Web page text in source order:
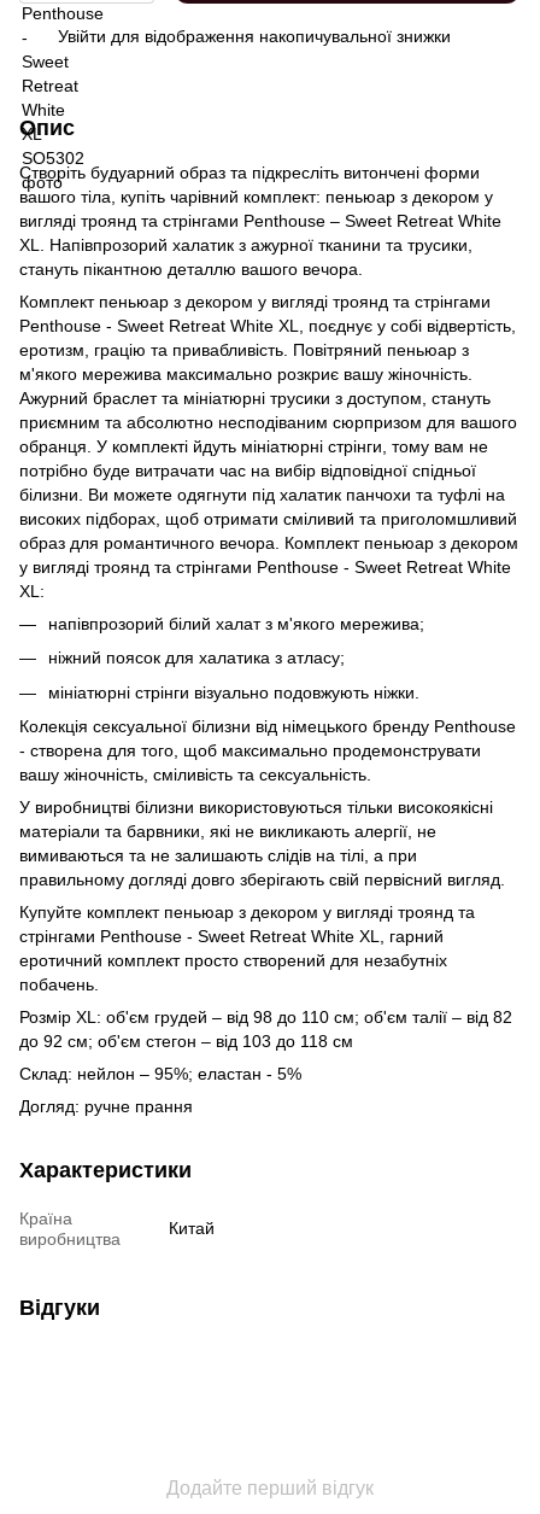
Увійти для відображення накопичувальної знижки
Опис
Створіть будуарний образ та підкресліть витончені форми
вашого тіла, купіть чарівний комплект: пеньюар з декором у
вигляді троянд та стрінгами Penthouse – Sweet Retreat White
XL. Напівпрозорий халатик з ажурної тканини та трусики,
стануть пікантною деталлю вашого вечора.
Комплект пеньюар з декором у вигляді троянд та стрінгами
Penthouse - Sweet Retreat White XL, поєднує у собі відвертість,
еротизм, грацію та привабливість. Повітряний пеньюар з
м'якого мережива максимально розкриє вашу жіночність.
Ажурний браслет та мініатюрні трусики з доступом, стануть
приємним та абсолютно несподіваним сюрпризом для вашого
обранця. У комплекті йдуть мініатюрні стрінги, тому вам не
потрібно буде витрачати час на вибір відповідної спідньої
білизни. Ви можете одягнути під халатик панчохи та туфлі на
високих підборах, щоб отримати сміливий та приголомшливий
образ для романтичного вечора. Комплект пеньюар з декором
у вигляді троянд та стрінгами Penthouse - Sweet Retreat White
XL:
напівпрозорий білий халат з м'якого мережива;
ніжний поясок для халатика з атласу;
мініатюрні стрінги візуально подовжують ніжки.
Колекція сексуальної білизни від німецького бренду Penthouse
- створена для того, щоб максимально продемонструвати
вашу жіночність, сміливість та сексуальність.
У виробництві білизни використовуються тільки високоякісні
матеріали та барвники, які не викликають алергії, не
вимиваються та не залишають слідів на тілі, а при
правильному догляді довго зберігають свій первісний вигляд.
Купуйте комплект пеньюар з декором у вигляді троянд та
стрінгами Penthouse - Sweet Retreat White XL, гарний
еротичний комплект просто створений для незабутніх
побачень.
Розмір XL: об'єм грудей – від 98 до 110 см; об'єм талії – від 82
до 92 см; об'єм стегон – від 103 до 118 см
Склад: нейлон – 95%; еластан - 5%
Догляд: ручне прання
Характеристики
Країна
виробництва
Китай
Відгуки
Додайте перший відгук